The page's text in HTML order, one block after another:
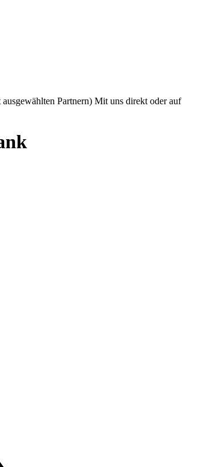
Partnern) Mit uns direkt oder auf